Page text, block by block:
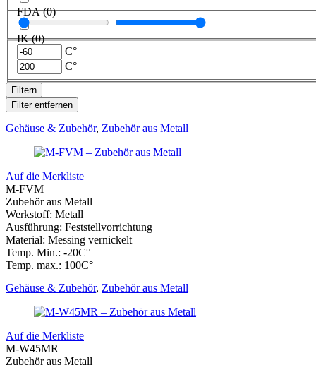
FDA (0)
IK (0)
RINA
C°
C°
Filtern
Filter entfernen
Gehäuse & Zubehör, Zubehör aus Metall
Auf die Merkliste
M-FVM
Zubehör aus Metall
Werkstoff: Metall
Ausführung: Feststellvorrichtung
Material: Messing vernickelt
Temp. Min.: -20C°
Temp. max.: 100C°
Gehäuse & Zubehör, Zubehör aus Metall
Auf die Merkliste
M-W45MR
Zubehör aus Metall